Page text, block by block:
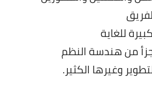
للغاية
من هندسة النظم
وغيرها الكثير.